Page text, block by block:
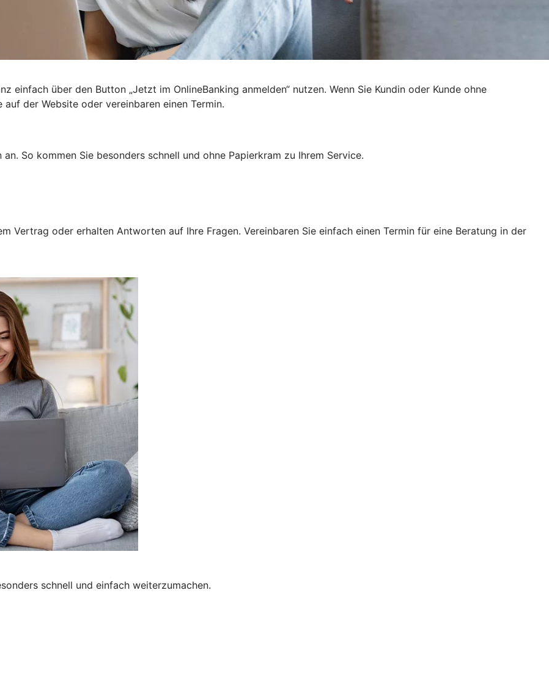
einfach über den Button „Jetzt im OnlineBanking anmelden“ nutzen. Wenn Sie Kundin oder Kunde ohne
der Website oder vereinbaren einen Termin.
So kommen Sie besonders schnell und ohne Papierkram zu Ihrem Service.
Vertrag oder erhalten Antworten auf Ihre Fragen. Vereinbaren Sie einfach einen Termin für eine Beratung in der
schnell und einfach weiterzumachen.